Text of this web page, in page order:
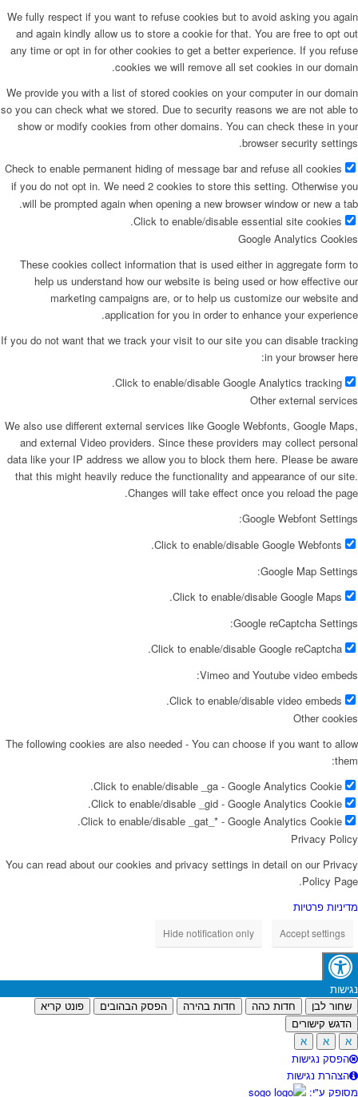
We fully respect if you want to refuse cookies but to avoid asking you again
and again kindly allow us to store a cookie for that. You are free to opt out
any time or opt in for other cookies to get a better experience. If you refuse
cookies we will remove all set cookies in our domain.
We provide you with a list of stored cookies on your computer in our domain
so you can check what we stored. Due to security reasons we are not able to
show or modify cookies from other domains. You can check these in your
browser security settings.
Check to enable permanent hiding of message bar and refuse all cookies
if you do not opt in. We need 2 cookies to store this setting. Otherwise you
will be prompted again when opening a new browser window or new a tab.
Click to enable/disable essential site cookies.
Google Analytics Cookies
These cookies collect information that is used either in aggregate form to
help us understand how our website is being used or how effective our
marketing campaigns are, or to help us customize our website and
application for you in order to enhance your experience.
If you do not want that we track your visit to our site you can disable tracking
in your browser here:
Click to enable/disable Google Analytics tracking.
Other external services
We also use different external services like Google Webfonts, Google Maps,
and external Video providers. Since these providers may collect personal
data like your IP address we allow you to block them here. Please be aware
that this might heavily reduce the functionality and appearance of our site.
Changes will take effect once you reload the page.
Google Webfont Settings:
Click to enable/disable Google Webfonts.
Google Map Settings:
Click to enable/disable Google Maps.
Google reCaptcha Settings:
Click to enable/disable Google reCaptcha.
Vimeo and Youtube video embeds:
Click to enable/disable video embeds.
Other cookies
The following cookies are also needed - You can choose if you want to allow
them:
Click to enable/disable _ga - Google Analytics Cookie.
Click to enable/disable _gid - Google Analytics Cookie.
Click to enable/disable _gat_* - Google Analytics Cookie.
Privacy Policy
You can read about our cookies and privacy settings in detail on our Privacy
Policy Page.
מדיניות פרטיות
Accept settings
Hide notification only
נגישות
שחור לבן חדות כהה חדות בהירה הפסק הבהובים
פונט קריא
הדגש קישורים
א
א א
הפסק נגישות
הצהרת נגישות
מסופק ע"י: